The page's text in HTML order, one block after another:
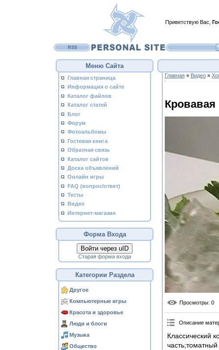
Приветствую Вас
RSS
Меню Сайта
Главная страница
Информация о сайте
Каталог файлов
Каталог статей
Блог
Форум
Фотоальбомы
Гостевая книга
Обратная связь
Каталог сайтов
Доска объявлений
Онлайн игры
FAQ (вопрос/ответ)
Тесты
Видео
Интернет-магазин
Форма Входа
Войти через uID
Старая форма входа
Категории Раздела
Другое
Компьютерные игры
Красота и здоровье
Люди и блоги
Музыка
Общество
Главная» Видео»
Просмотры: 0
Описание
Классический